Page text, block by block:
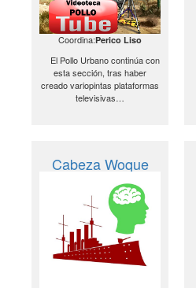
Coordina:Perico Liso
El Pollo Urbano continúa con
esta sección, tras haber
creado variopintas plataformas
televisivas…
Cabeza Woque